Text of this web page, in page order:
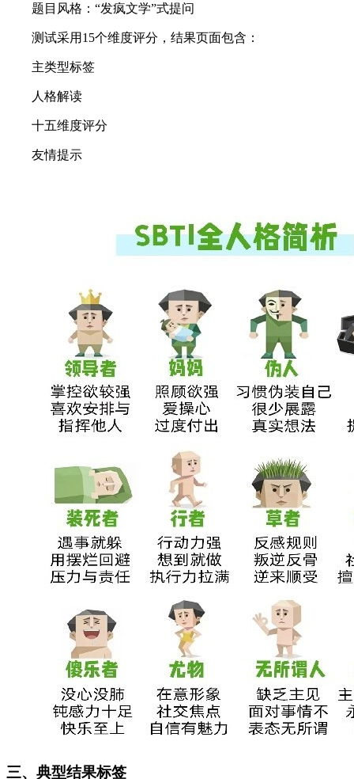
题目风格：“发疯文学”式提问
测试采用15个维度评分，结果页面包含：
主类型标签
人格解读
十五维度评分
友情提示
三、典型结果标签